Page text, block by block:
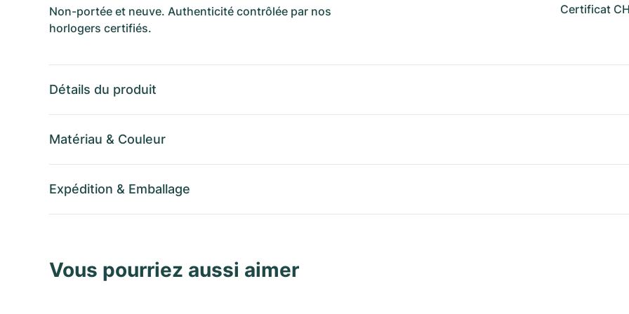
Non-portée et neuve. Authenticité contrôlée par nos
horlogers certifiés.
Certificat
Détails du produit
Matériau & Couleur
Expédition & Emballage
Vous pourriez aussi aimer